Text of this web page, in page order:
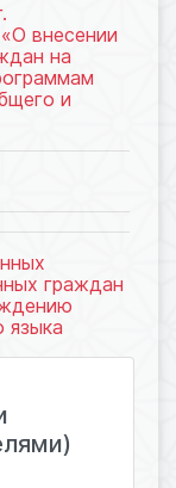
внесении
на
и
граждан
языка